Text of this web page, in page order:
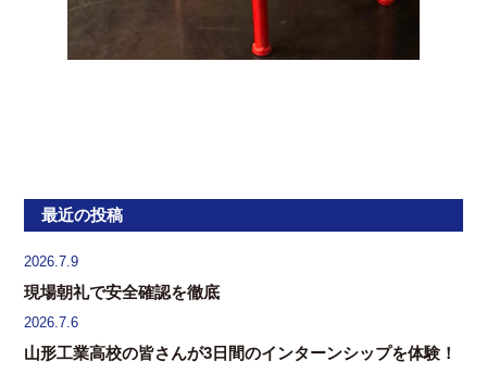
最近の投稿
2026.7.9
現場朝礼で安全確認を徹底
2026.7.6
山形工業高校の皆さんが3日間のインターンシップを体験！